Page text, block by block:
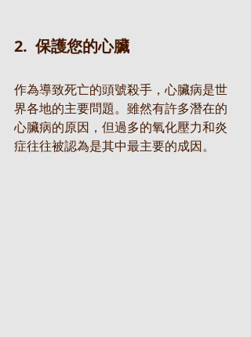
2.  保護您的心臟
作為導致死亡的頭號殺手，心臟病是世
界各地的主要問題。雖然有許多潛在的
心臟病的原因，但過多的氧化壓力和炎
症往往被認為是其中最主要的成因。